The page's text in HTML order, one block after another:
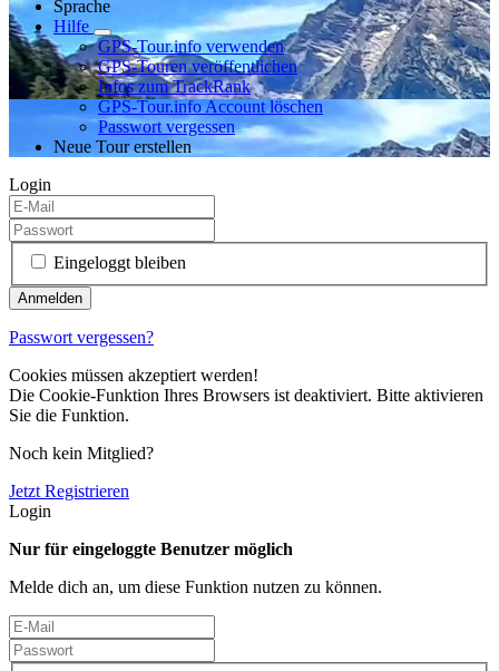
Sprache
Hilfe
GPS-Tour.info verwenden
GPS-Touren veröffentlichen
Infos zum TrackRank
GPS-Tour.info Account löschen
Passwort vergessen
Neue Tour erstellen
Login
Eingeloggt bleiben
Passwort vergessen?
Cookies müssen akzeptiert werden!
Die Cookie-Funktion Ihres Browsers ist deaktiviert. Bitte aktivieren
Sie die Funktion.
Noch kein Mitglied?
Jetzt Registrieren
Login
Nur für eingeloggte Benutzer möglich
Melde dich an, um diese Funktion nutzen zu können.